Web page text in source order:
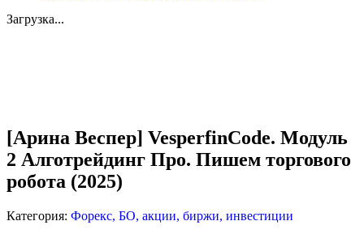
Загрузка...
[Арина Веспер] VesperfinCode. Модуль
2 Алготрейдинг Про. Пишем торгового
робота (2025)
Категория: Форекс, БО, акции, биржи, инвестиции